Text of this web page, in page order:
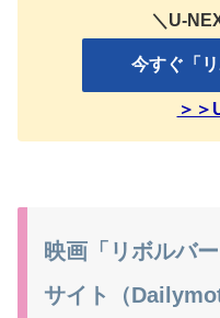
＼U-
今すぐ「
＞＞
映画「リボルバ
サイト（